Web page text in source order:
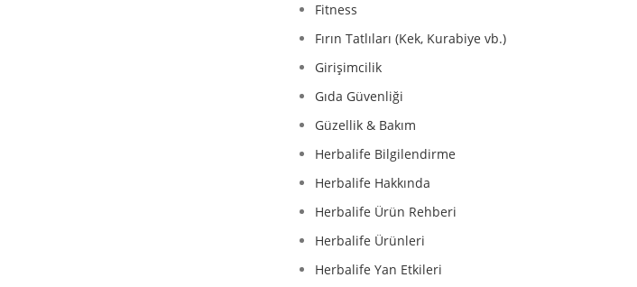
Fitness
Fırın Tatlıları (Kek, Kurabiye vb.)
Girişimcilik
Gıda Güvenliği
Güzellik & Bakım
Herbalife Bilgilendirme
Herbalife Hakkında
Herbalife Ürün Rehberi
Herbalife Ürünleri
Herbalife Yan Etkileri